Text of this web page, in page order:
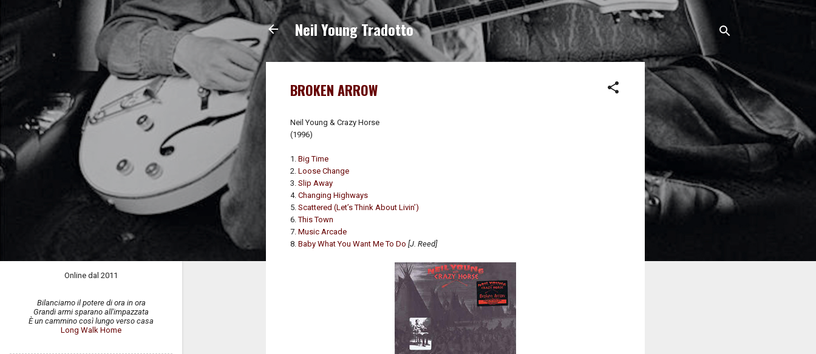
Passa ai contenuti principali
Neil Young Tradotto
BROKEN ARROW
Neil Young & Crazy Horse
(1996)
1. Big Time
2. Loose Change
3. Slip Away
4. Changing Highways
5. Scattered (Let’s Think About Livin’)
6.This Town
7. Music Arcade
8. Baby What You Want Me To Do [J. Reed]
Online dal 2011
Bilanciamo il potere di ora in ora
Grandi armi sparano all'impazzata
È un cammino così lungo verso casa
Long Walk Home